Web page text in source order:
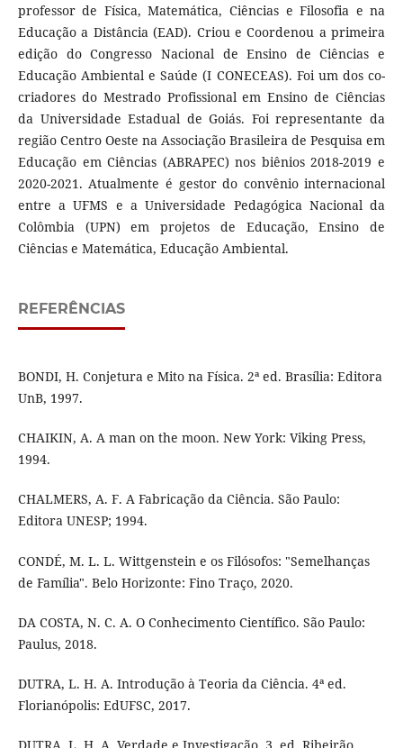
professor de Física, Matemática, Ciências e Filosofia e na
Educação a Distância (EAD). Criou e Coordenou a primeira
edição do Congresso Nacional de Ensino de Ciências e
Educação Ambiental e Saúde (I CONECEAS). Foi um dos co-
criadores do Mestrado Profissional em Ensino de Ciências
da Universidade Estadual de Goiás. Foi representante da
região Centro Oeste na Associação Brasileira de Pesquisa em
Educação em Ciências (ABRAPEC) nos biênios 2018-2019 e
2020-2021. Atualmente é gestor do convênio internacional
entre a UFMS e a Universidade Pedagógica Nacional da
Colômbia (UPN) em projetos de Educação, Ensino de
Ciências e Matemática, Educação Ambiental.
REFERÊNCIAS
BONDI, H. Conjetura e Mito na Física. 2ª ed. Brasília: Editora
UnB, 1997.
CHAIKIN, A. A man on the moon. New York: Viking Press,
1994.
CHALMERS, A. F. A Fabricação da Ciência. São Paulo:
Editora UNESP; 1994.
CONDÉ, M. L. L. Wittgenstein e os Filósofos: "Semelhanças
de Família". Belo Horizonte: Fino Traço, 2020.
DA COSTA, N. C. A. O Conhecimento Científico. São Paulo:
Paulus, 2018.
DUTRA, L. H. A. Introdução à Teoria da Ciência. 4ª ed.
Florianópolis: EdUFSC, 2017.
DUTRA, L. H. A. Verdade e Investigação. 3. ed. Ribeirão